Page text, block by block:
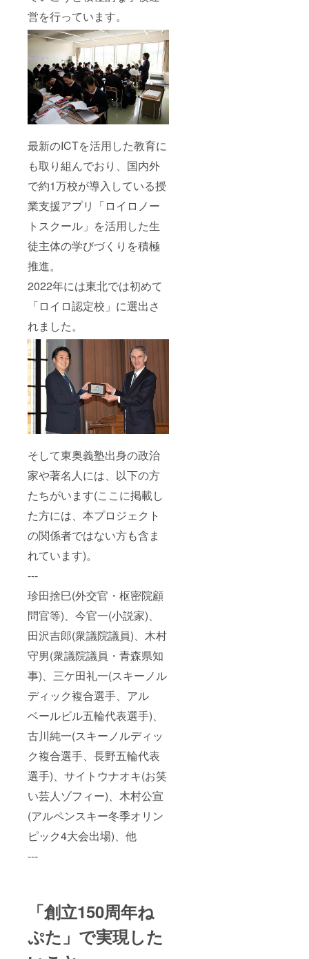
営を行っています。
最新のICTを活用した教育に
も取り組んでおり、国内外
で約1万校が導入している授
業支援アプリ「ロイロノー
トスクール」を活用した生
徒主体の学びづくりを積極
推進。
2022年には東北では初めて
「ロイロ認定校」に選出さ
れました。
そして東奥義塾出身の政治
家や著名人には、以下の方
たちがいます(ここに掲載し
た方には、本プロジェクト
の関係者ではない方も含ま
れています)。
---
珍田捨巳(外交官・枢密院顧
問官等)、今官一(小説家)、
田沢吉郎(衆議院議員)、木村
守男(衆議院議員・青森県知
事)、三ケ田礼一(スキーノル
ディック複合選手、アル
ベールビル五輪代表選手)、
古川純一(スキーノルディッ
ク複合選手、長野五輪代表
選手)、サイトウナオキ(お笑
い芸人ゾフィー)、木村公宣
(アルペンスキー冬季オリン
ピック4大会出場)、他
---
「創立150周年ね
ぷた」で実現した